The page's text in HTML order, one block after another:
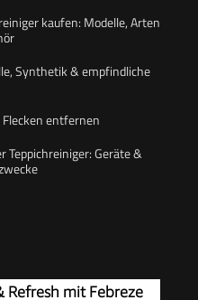
kaufen: Modelle, Arten
Synthetik & empfindliche
Flecken entfernen
Teppichreiniger: Geräte &
Refresh mit Febreze